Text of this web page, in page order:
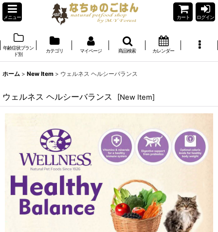
メニュー カート ログイン
年齢症状ブラン
ド別
カテゴリ マイページ 商品検索 カレンダー
ホーム > New Item > ウェルネス ヘルシーバランス
ウェルネス ヘルシーバランス [New Item]